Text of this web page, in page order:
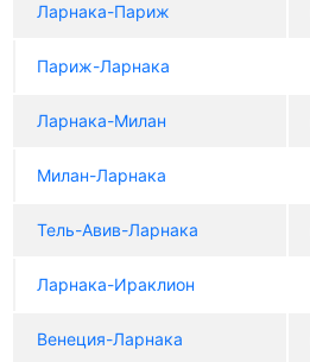
Ларнака-Париж
Париж-Ларнака
Ларнака-Милан
Милан-Ларнака
Тель-Авив-Ларнака
Ларнака-Ираклион
Венеция-Ларнака